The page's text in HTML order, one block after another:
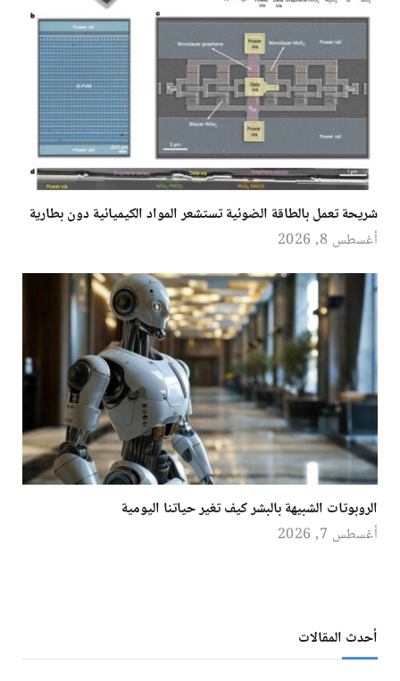
شريحة تعمل بالطاقة الضوئية تستشعر المواد الكيميائية دون بطارية
أغسطس 8, 2026
الروبوتات الشبيهة بالبشر كيف تغير حياتنا اليومية
أغسطس 7, 2026
أحدث المقالات